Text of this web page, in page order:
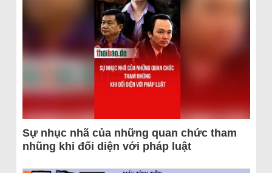
Sự nhục nhã của những quan chức tham
nhũng khi đối diện với pháp luật